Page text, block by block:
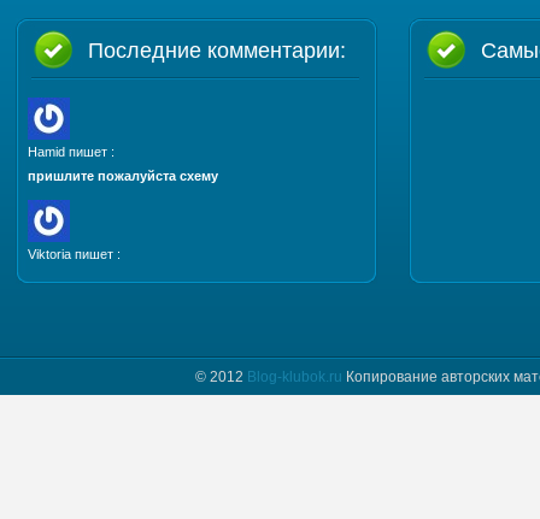
Последние комментарии:
Hamid пишет :
пришлите пожалуйста схему
Viktoria пишет :
Добрый день. Пришлите, пожалуйста мастер класс
© 2012 Blog-klubok.ru Копирование авторских